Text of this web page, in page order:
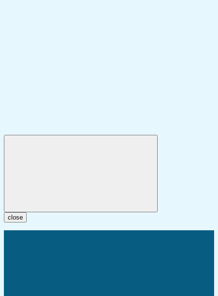
close